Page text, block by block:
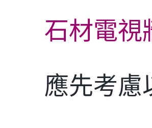
石材電視
應先考慮